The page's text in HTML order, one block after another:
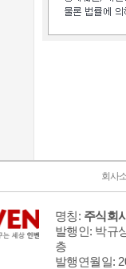
회사
명칭: 주식회
발행인: 박규
층
발행연월일: